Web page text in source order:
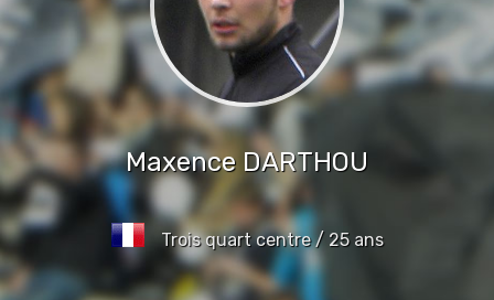
Maxence DARTHOU
Trois quart centre / 25 ans